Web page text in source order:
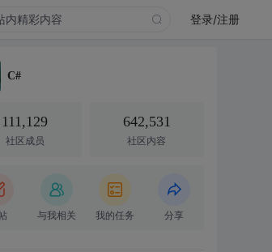
登录/注册
C#
111,129
社区成员
642,531
社区内容
与我相关 我的任务 分享